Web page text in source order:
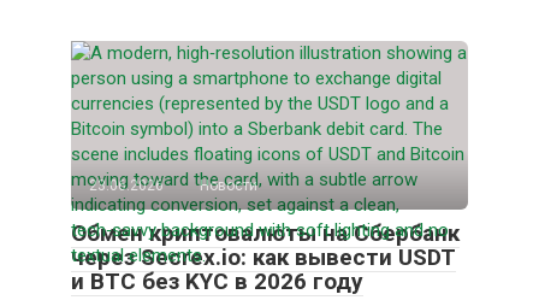
23.06.2026 Новости
Обмен криптовалюты на Сбербанк
через Secrex.io: как вывести USDT
и BTC без KYC в 2026 году